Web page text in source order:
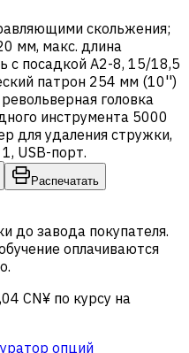
скольжения;
мм, макс. длина
с посадкой A2-8, 15/18,5
патрон 254 мм (10'')
головка
инструмента 5000
для удаления стружки,
USB-порт.
Распечатать
до завода покупателя.
оплачиваются
CN¥ по курсу на
опций